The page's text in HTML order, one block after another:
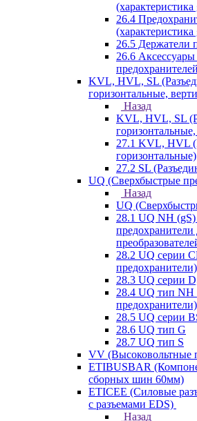
26.4
26.5 Держатели
26.6
KVL, HVL, SL
горизонтальные,
Назад
KVL, HVL, SL
27.1 KVL, HVL
горизонтальные)
27.2 SL
UQ (Сверхбыстрые
Назад
UQ
28.1 UQ NH
28.2 UQ серии
предохранители)
28.3 UQ серии
28.4 UQ тип
предохранители)
28.5 UQ серии
28.6 UQ тип G
28.7 UQ тип S
VV (Высоковольтные
ETIBUSBAR
сборных шин 60мм)
ETICEE (Силовые
с разъемами EDS)
Назад